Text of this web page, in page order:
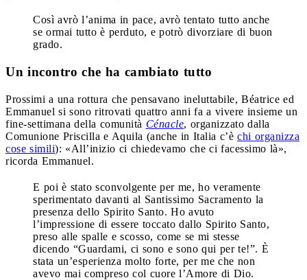
Così avrò l’anima in pace, avrò tentato tutto anche
se ormai tutto è perduto, e potrò divorziare di buon
grado.
Un incontro che ha cambiato tutto
Prossimi a una rottura che pensavano ineluttabile, Béatrice ed
Emmanuel si sono ritrovati quattro anni fa a vivere insieme un
fine-settimana della comunità Cénacle, organizzato dalla
Comunione Priscilla e Aquila (anche in Italia c’è chi organizza
cose simili): «All’inizio ci chiedevamo che ci facessimo là»,
ricorda Emmanuel.
E poi è stato sconvolgente per me, ho veramente
sperimentato davanti al Santissimo Sacramento la
presenza dello Spirito Santo. Ho avuto
l’impressione di essere toccato dallo Spirito Santo,
preso alle spalle e scosso, come se mi stesse
dicendo “Guardami, ci sono e sono qui per te!”. È
stata un’esperienza molto forte, per me che non
avevo mai compreso col cuore l’Amore di Dio.